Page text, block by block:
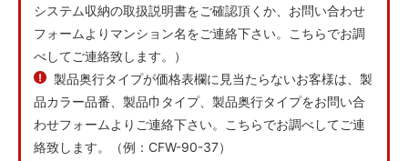
80-40
6,171円(税込)
80-45
6,479円(税込)
80-50
80-60
システム収納の取扱説明書をご確認頂くか、お問い合わせ
フォームよりマンション名をご連絡下さい。こちらでお調
べしてご連絡致します。）
製品奥行タイプが価格表欄に見当たらないお客様は、製
品カラー品番、製品巾タイプ、製品奥行タイプをお問い合
わせフォームよりご連絡下さい。こちらでお調べしてご連
絡致します。（例：CFW-90-37）